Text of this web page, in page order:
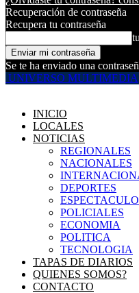
Recuperación de contraseña
Recupera tu contraseña
Se te ha enviado una
UNIVERSO MULTIMEDIA
INICIO
LOCALES
NOTICIAS
REGIONALES
NACIONALES
DEPORTES
POLICIALES
ECONOMIA
POLITICA
TECNOLOGIA
TAPAS DE DIARIOS
QUIENES SOMOS?
CONTACTO